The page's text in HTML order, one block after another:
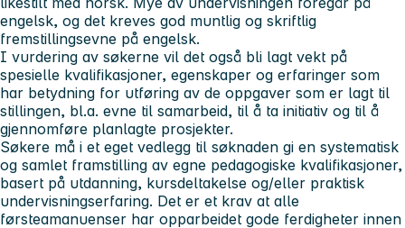
engelsk, og det kreves god muntlig og skriftlig
fremstillingsevne på engelsk.
I vurdering av søkerne vil det også bli lagt vekt på
spesielle kvalifikasjoner, egenskaper og erfaringer som
har betydning for utføring av de oppgaver som er lagt til
stillingen, bl.a. evne til samarbeid, til å ta initiativ og til å
gjennomføre planlagte prosjekter.
Søkere må i et eget vedlegg til søknaden gi en systematisk
og samlet framstilling av egne pedagogiske kvalifikasjoner,
basert på utdanning, kursdeltakelse og/eller praktisk
undervisningserfaring. Det er et krav at alle
førsteamanuenser har opparbeidet gode ferdigheter innen